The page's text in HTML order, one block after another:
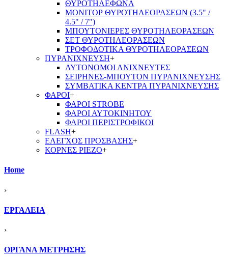
ΘΥΡΟΤΗΛΕΦΩΝΑ
ΜΟΝΙΤΟΡ ΘΥΡΟΤΗΛΕΟΡΑΣΕΩΝ (3.5" /
4.5" / 7")
ΜΠΟΥΤΟΝΙΕΡΕΣ ΘΥΡΟΤΗΛΕΟΡΑΣΕΩΝ
ΣΕΤ ΘΥΡΟΤΗΛΕΟΡΑΣΕΩΝ
ΤΡΟΦΟΔΟΤΙΚΑ ΘΥΡΟΤΗΛΕΟΡΑΣΕΩΝ
ΠΥΡΑΝΙΧΝΕΥΣΗ+
ΑΥΤΟΝΟΜΟΙ ΑΝΙΧΝΕΥΤΕΣ
ΣΕΙΡΗΝΕΣ-ΜΠΟΥΤΟΝ ΠΥΡΑΝΙΧΝΕΥΣΗΣ
ΣΥΜΒΑΤΙΚΑ ΚΕΝΤΡΑ ΠΥΡΑΝΙΧΝΕΥΣΗΣ
ΦΑΡΟΙ+
ΦΑΡΟΙ STROBE
ΦΑΡΟΙ ΑΥΤΟΚΙΝΗΤΟΥ
ΦΑΡΟΙ ΠΕΡΙΣΤΡΟΦΙΚΟΙ
FLASH+
ΕΛΕΓΧΟΣ ΠΡΟΣΒΑΣΗΣ+
ΚΟΡΝΕΣ PIEZO+
Home
›
ΕΡΓΑΛΕΙΑ
›
ΟΡΓΑΝΑ ΜΕΤΡΗΣΗΣ